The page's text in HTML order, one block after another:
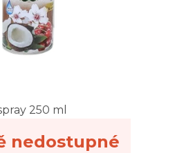
250 ml
nedostupné